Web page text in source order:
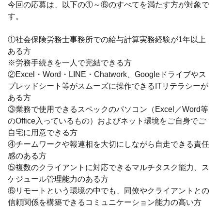
今回の応募は、以下の①～⑥のすべてを満たす方が対象で
す。
①社会保険労務士事務所での給与計算実務経験が1年以上
ある方
※労務手続きを一人で完結できる方
②Excel・Word・LINE・Chatwork、Googleドライブやス
プレッドシート等がスムーズに操作できるITリテラシーが
ある方
③業務で使用できるスペックのパソコン（Excel／Word等
のOffice入っているもの）およびネット環境をご自身でご
自宅に用意できる方
④チームワークや報連相を大切にしながら自走できる責任
感のある方
⑤複数のクライアントに対応できるマルチタスク能力、ス
ケジュール管理能力のある方
⑥リモートという環境の中でも、同僚やクライアントとの
信頼関係を構築できるコミュニケーション能力の高い方